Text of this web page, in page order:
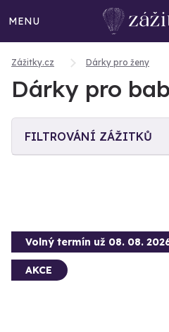
MENU
Zážitky.cz Dárky pro ženy
Dárky pro
FILTROVÁNÍ ZÁŽITKŮ
Volný termín už 08. 08.
AKCE